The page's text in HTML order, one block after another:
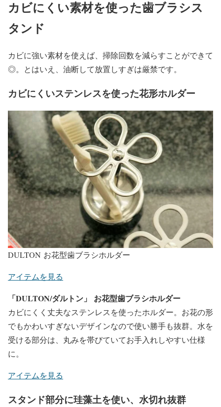
カビにくい素材を使った歯ブラシス
タンド
カビに強い素材を使えば、掃除回数を減らすことができて
◎。とはいえ、油断して放置しすぎは厳禁です。
カビにくいステンレスを使った花形ホルダー
DULTON お花型歯ブラシホルダー
アイテムを見る
「DULTON/ダルトン」 お花型歯ブラシホルダー
カビにくく丈夫なステンレスを使ったホルダー。お花の形
でもかわいすぎないデザインなので使い勝手も抜群。水を
受ける部分は、丸みを帯びていてお手入れしやすい仕様
に。
アイテムを見る
スタンド部分に珪藻土を使い、水切れ抜群